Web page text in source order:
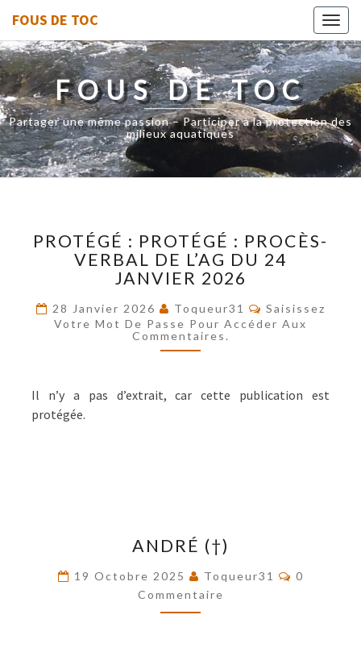
FOUS DE TOC
FOUS DE TOC
Partager une même passion – Participer à la protection des
milieux aquatiques
PROTÉGÉ :
PROCÈS-
VERBAL
L’AG
DU
24
PROTÉGÉ : PROTÉGÉ : PROCÈS-
VERBAL DE L’AG DU 24
JANVIER 2026
28 Janvier 2026 Toqueur31 Commentaires
Saisissez
Votre Mot De Passe Pour Accéder Aux
Commentaires.
Il n’y a pas d’extrait, car cette publication est
protégée.
(†)
ANDRÉ (†)
19 Octobre 2025 Toqueur31
0
Commentaire